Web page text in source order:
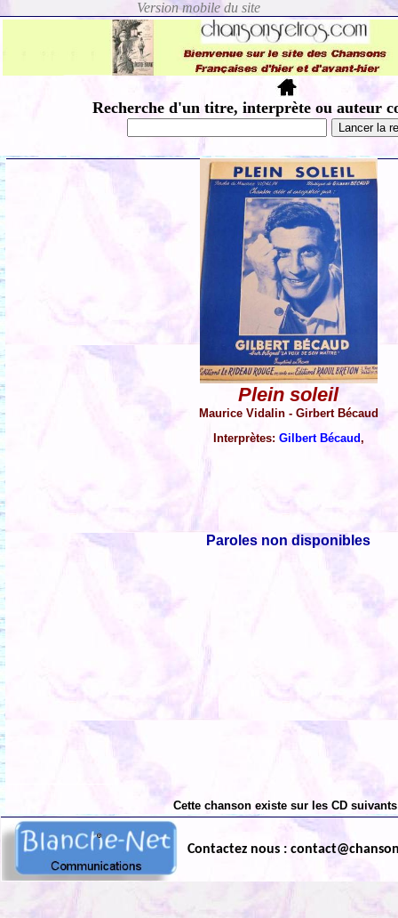
Recherche d'un titre, interprète ou auteur
Plein soleil
Maurice Vidalin - Girbert Bécaud
Interprètes: Gilbert Bécaud,
Paroles non disponibles
Cette chanson existe sur les CD
Contactez nous :